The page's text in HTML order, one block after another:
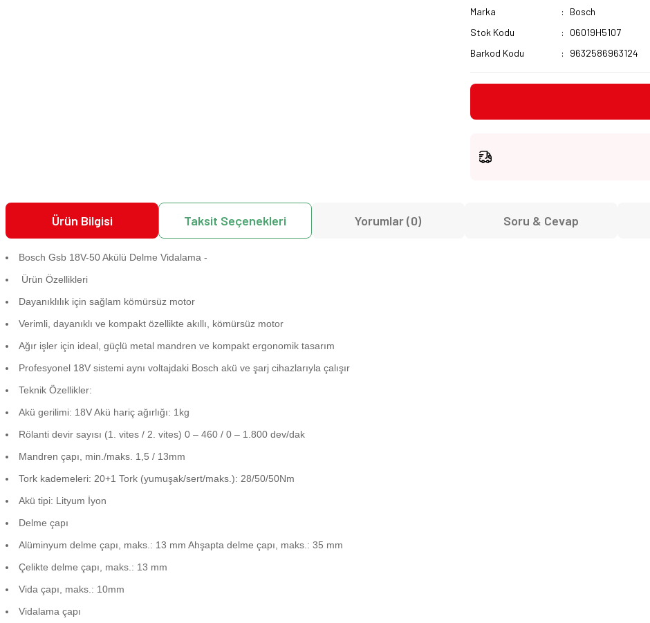
Marka
Bosch
Stok Kodu
06019H5107
Barkod Kodu
9632586963124
Ürün Bilgisi Taksit Seçenekleri Yorumlar (0) Soru & Cevap
Bosch Gsb 18V-50 Akülü Delme Vidalama -
Ürün Özellikleri
Dayanıklılık için sağlam kömürsüz motor
Verimli, dayanıklı ve kompakt özellikte akıllı, kömürsüz motor
Ağır işler için ideal, güçlü metal mandren ve kompakt ergonomik tasarım
Profesyonel 18V sistemi aynı voltajdaki Bosch akü ve şarj cihazlarıyla çalışır
Teknik Özellikler:
Akü gerilimi: 18V Akü hariç ağırlığı: 1kg
Rölanti devir sayısı (1. vites / 2. vites) 0 – 460 / 0 – 1.800 dev/dak
Mandren çapı, min./maks. 1,5 / 13mm
Tork kademeleri: 20+1 Tork (yumuşak/sert/maks.): 28/50/50Nm
Akü tipi: Lityum İyon
Delme çapı
Alüminyum delme çapı, maks.: 13 mm Ahşapta delme çapı, maks.: 35 mm
Çelikte delme çapı, maks.: 13 mm
Vida çapı, maks.: 10mm
Vidalama çapı